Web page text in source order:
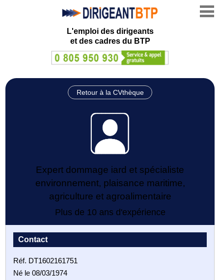
L'emploi des dirigeants
et des cadres du BTP
Retour à la CVthèque
Expert dommage iard et spécialiste
environnement, plaisance maritime,
agriculture et agroalimentaire
Plus de 10 ans d'expérience
Contact
Réf. DT1602161751
Né le 08/03/1974